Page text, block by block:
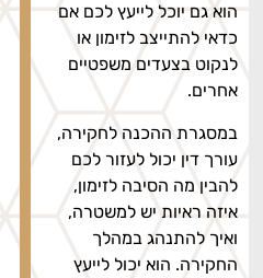
הוא גם יוכל לייעץ לכם אם
כדאי להתייצב לזימון או
לנקוט בצעדים משפטיים
אחרים.
במסגרת ההכנה לחקירה,
עורך דין יכול לעזור לכם
להבין מה הסיבה לזימון,
איזה ראיות יש למשטרה,
ואיך להתנהג במהלך
החקירה. הוא יכול לייעץ